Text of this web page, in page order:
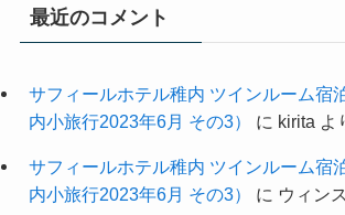
最近のコメント
サフィールホテル稚内 ツインルーム宿
内小旅行2023年6月 その3）
に kirita よ
サフィールホテル稚内 ツインルーム宿
内小旅行2023年6月 その3）
に ウィン